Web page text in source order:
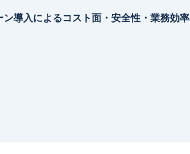
ン導入によるコスト面・安全性・業務効